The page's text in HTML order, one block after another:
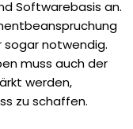
Softwarebasis an.
notwendig.
muss auch der
werden,
zu schaffen.